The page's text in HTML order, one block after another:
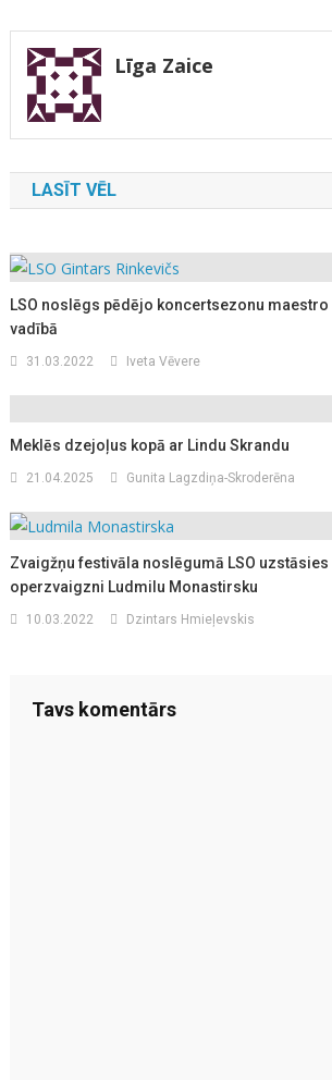
Līga Zaice
LASĪT VĒL
LSO noslēgs pēdējo koncertsezonu maestro
vadībā
31.03.2022 Iveta Vēvere
Meklēs dzejoļus kopā ar Lindu Skrandu
21.04.2025 Gunita Lagzdiņa-Skroderēna
Zvaigžņu festivāla noslēgumā LSO
operzvaigzni Ludmilu Monastirsku
10.03.2022 Dzintars Hmieļevskis
Tavs komentārs